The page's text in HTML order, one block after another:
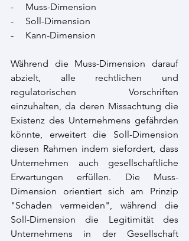
-     Muss-Dimension
-     Soll-Dimension
-     Kann-Dimension
Während die Muss-Dimension darauf
abzielt, alle rechtlichen und
regulatorischen Vorschriften
einzuhalten, da deren Missachtung die
Existenz des Unternehmens gefährden
könnte, erweitert die Soll-Dimension
diesen Rahmen indem siefordert, dass
Unternehmen auch gesellschaftliche
Erwartungen erfüllen. Die Muss-
Dimension orientiert sich am Prinzip
"Schaden vermeiden", während die
Soll-Dimension die Legitimität des
Unternehmens in der Gesellschaft